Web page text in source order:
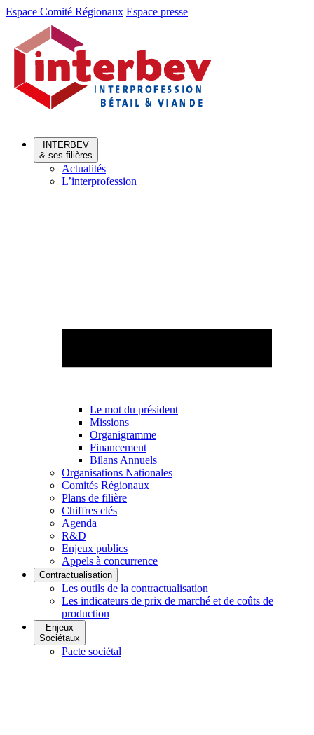
Aller
Aller
contenu
Espace Comité Régionaux Espace presse
INTERBEV
& ses filières
Actualités
L’interprofession
Le mot du président
Missions
Organigramme
Financement
Bilans Annuels
Organisations Nationales
Comités Régionaux
Plans de filière
Chiffres clés
Agenda
R&D
Enjeux publics
Appels à concurrence
Contractualisation
Les outils de la contractualisation
Les indicateurs de prix de marché et de coûts de
production
Enjeux
Sociétaux
Pacte sociétal